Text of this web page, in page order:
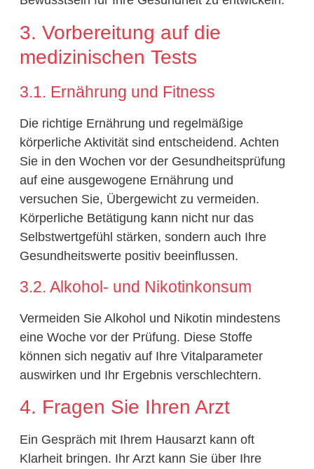
3. Vorbereitung auf die
medizinischen Tests
3.1. Ernährung und Fitness
Die richtige Ernährung und regelmäßige
körperliche Aktivität sind entscheidend. Achten
Sie in den Wochen vor der Gesundheitsprüfung
auf eine ausgewogene Ernährung und
versuchen Sie, Übergewicht zu vermeiden.
Körperliche Betätigung kann nicht nur das
Selbstwertgefühl stärken, sondern auch Ihre
Gesundheitswerte positiv beeinflussen.
3.2. Alkohol- und Nikotinkonsum
Vermeiden Sie Alkohol und Nikotin mindestens
eine Woche vor der Prüfung. Diese Stoffe
können sich negativ auf Ihre Vitalparameter
auswirken und Ihr Ergebnis verschlechtern.
4. Fragen Sie Ihren Arzt
Ein Gespräch mit Ihrem Hausarzt kann oft
Klarheit bringen. Ihr Arzt kann Sie über Ihre